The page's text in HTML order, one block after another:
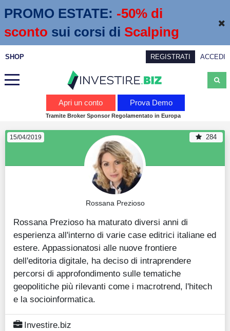
PROMO ESTATE: -50% di
sconto sui corsi di Scalping
SHOP REGISTRATI ACCEDI
Calendario economico
Education
Guide
Quotazioni
Conto IG
Stagionalità
Apri un conto Prova Demo
Tramite Broker Sponsor Regolamentato in Europa
15/04/2019 284
Rossana Prezioso
Rossana Prezioso ha maturato diversi anni di
esperienza all'interno di varie case editrici italiane ed
estere. Appassionatosi alle nuove frontiere
dell'editoria digitale, ha deciso di intraprendere
percorsi di approfondimento sulle tematiche
geopolitiche più rilevanti come i macrotrend, l'hitech
e la socioinformatica.
Investire.biz